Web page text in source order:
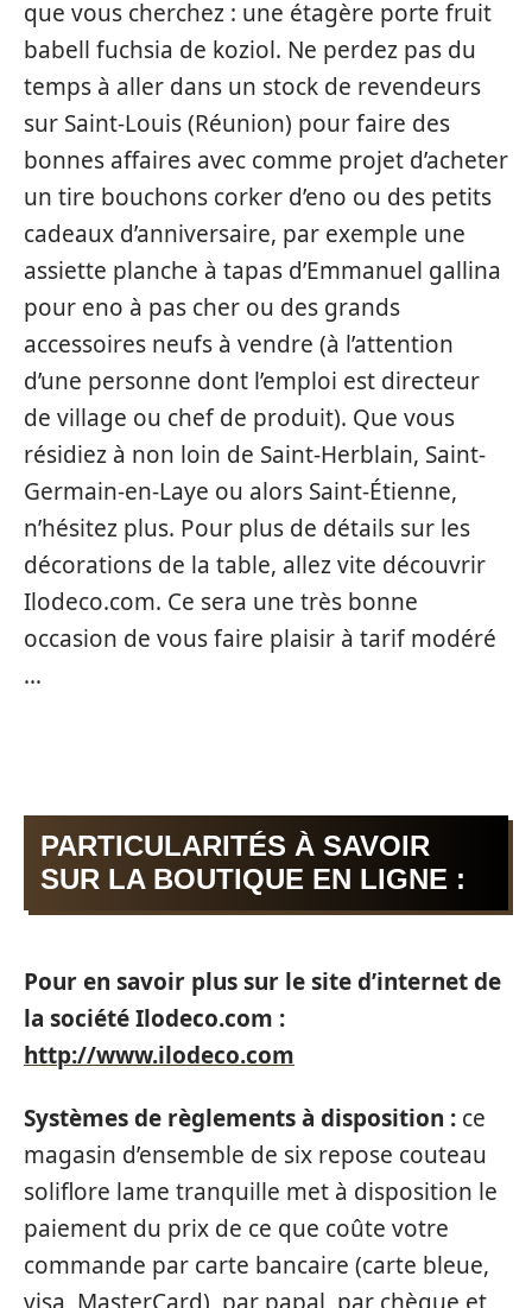
que vous cherchez : une étagère porte fruit
babell fuchsia de koziol. Ne perdez pas du
temps à aller dans un stock de revendeurs
sur Saint-Louis (Réunion) pour faire des
bonnes affaires avec comme projet d’acheter
un tire bouchons corker d’eno ou des petits
cadeaux d’anniversaire, par exemple une
assiette planche à tapas d’Emmanuel gallina
pour eno à pas cher ou des grands
accessoires neufs à vendre (à l’attention
d’une personne dont l’emploi est directeur
de village ou chef de produit). Que vous
résidiez à non loin de Saint-Herblain, Saint-
Germain-en-Laye ou alors Saint-Étienne,
n’hésitez plus. Pour plus de détails sur les
décorations de la table, allez vite découvrir
Ilodeco.com. Ce sera une très bonne
occasion de vous faire plaisir à tarif modéré
…
PARTICULARITÉS À SAVOIR
SUR LA BOUTIQUE EN LIGNE :
Pour en savoir plus sur le site d’internet de
la société Ilodeco.com :
http://www.ilodeco.com
Systèmes de règlements à disposition : ce
magasin d’ensemble de six repose couteau
soliflore lame tranquille met à disposition le
paiement du prix de ce que coûte votre
commande par carte bancaire (carte bleue,